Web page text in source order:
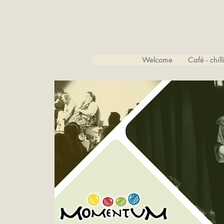
Welcome Café -